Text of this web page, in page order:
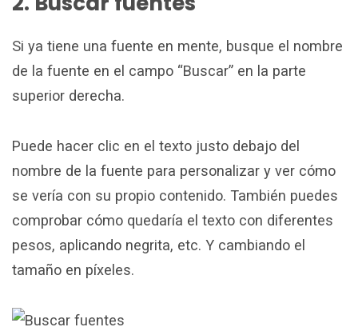
Si ya tiene una fuente en mente, busque el nombre
de la fuente en el campo “Buscar” en la parte
superior derecha.
Puede hacer clic en el texto justo debajo del
nombre de la fuente para personalizar y ver cómo
se vería con su propio contenido. También puedes
comprobar cómo quedaría el texto con diferentes
pesos, aplicando negrita, etc. Y cambiando el
tamaño en píxeles.